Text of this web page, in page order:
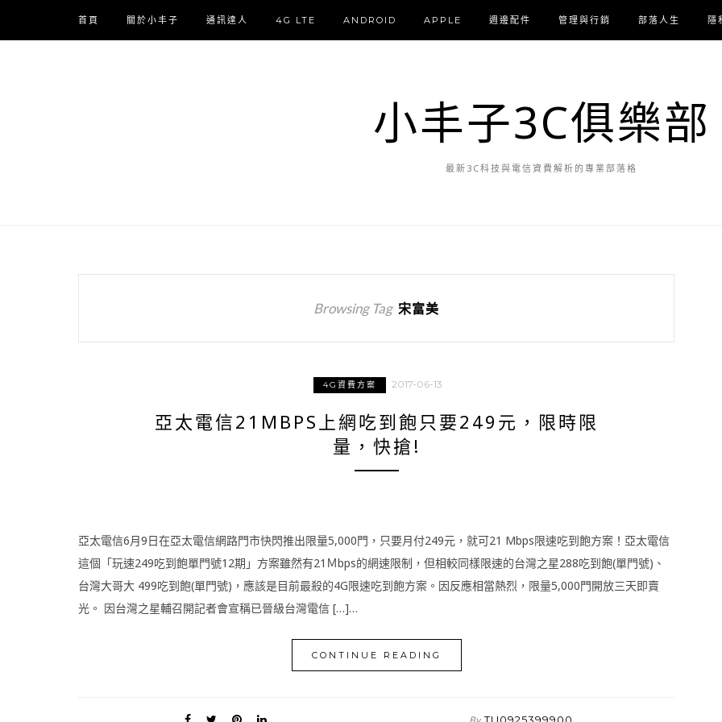
首頁 關於小丰子 通訊達人 4G LTE ANDROID APPLE 週邊配件 管理與行銷 部落人生 隱
小丰子3C俱樂部
最新3C科技與電信資費解析的專業部落格
Browsing Tag 宋富美
4G資費方案 2017-06-13
亞太電信21MBPS上網吃到飽只要249元，限時限
量，快搶!
亞太電信6月9日在亞太電信網路門市快閃推出限量5,000門，只要月付249元，就可21 Mbps限速吃到飽方案！亞太電信
這個「玩速249吃到飽單門號12期」方案雖然有21Ｍbps的網速限制，但相較同樣限速的台灣之星288吃到飽(單門號)、
台灣大哥大 499吃到飽(單門號)，應該是目前最殺的4G限速吃到飽方案。因反應相當熱烈，限量5,000門開放三天即賣
光。 因台灣之星輔召開記者會宣稱已晉級台灣電信 […]…
CONTINUE READING